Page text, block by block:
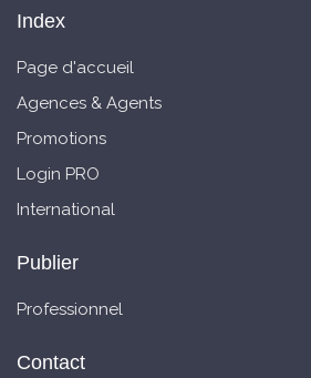
Index
Page d'accueil
Agences & Agents
Promotions
Login PRO
International
Publier
Professionnel
Contact